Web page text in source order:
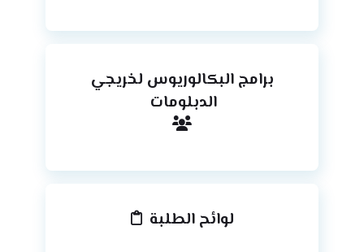
برامج البكالوريوس لخريجي
الدبلومات
لوائح الطلبة